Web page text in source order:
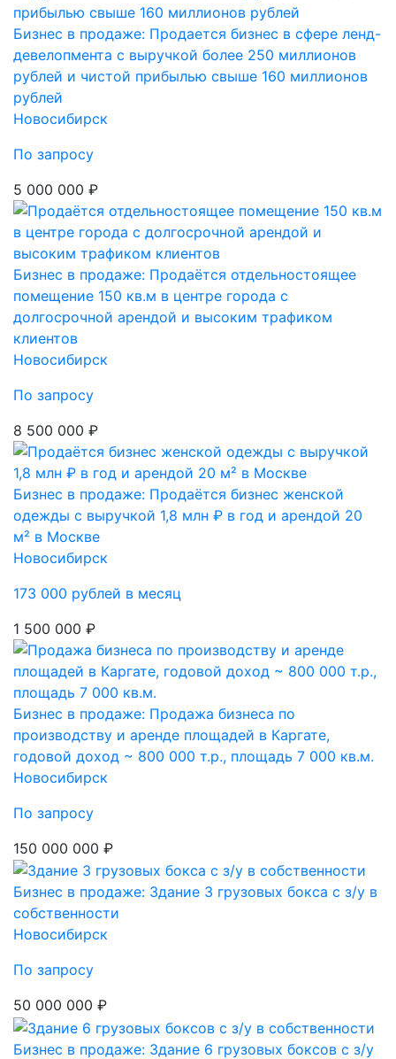
Бизнес в продаже: Продается бизнес в сфере ленд-
девелопмента с выручкой более 250 миллионов
рублей и чистой прибылью свыше 160 миллионов
рублей
Новосибирск
По запросу
5 000 000 ₽
Бизнес в продаже: Продаётся отдельностоящее
помещение 150 кв.м в центре города с
долгосрочной арендой и высоким трафиком
клиентов
Новосибирск
По запросу
8 500 000 ₽
Бизнес в продаже: Продаётся бизнес женской
одежды с выручкой 1,8 млн ₽ в год и арендой 20
м² в Москве
Новосибирск
173 000 рублей в месяц
1 500 000 ₽
Бизнес в продаже: Продажа бизнеса по
производству и аренде площадей в Каргате,
годовой доход ~ 800 000 т.р., площадь 7 000 кв.м.
Новосибирск
По запросу
150 000 000 ₽
Бизнес в продаже: Здание 3 грузовых бокса с з/у в
собственности
Новосибирск
По запросу
50 000 000 ₽
Бизнес в продаже: Здание 6 грузовых боксов с з/у